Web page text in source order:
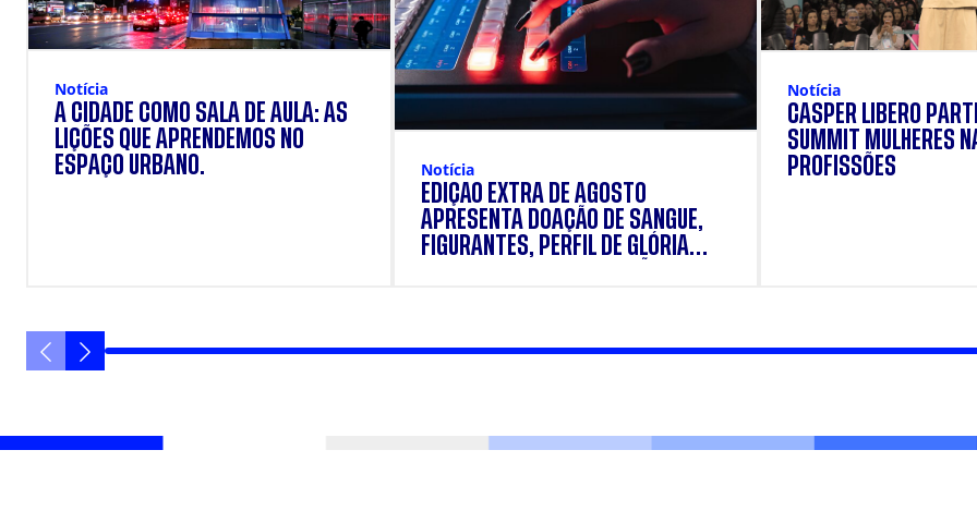
Notícia
A CIDADE COMO SALA DE AULA: AS
LIÇÕES QUE APRENDEMOS NO
ESPAÇO URBANO.
Notícia
EDIÇÃO EXTRA DE AGOSTO
APRESENTA DOAÇÃO DE SANGUE,
FIGURANTES, PERFIL DE GLÓRIA
Notícia
CÁSPER LÍBERO
SUMMIT MULHERES
PROFISSÕES